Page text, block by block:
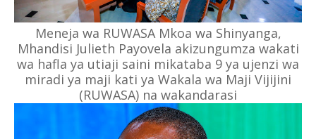
Meneja wa RUWASA Mkoa wa Shinyanga,
Mhandisi Julieth Payovela akizungumza wakati
wa hafla ya utiaji saini mikataba 9 ya ujenzi wa
miradi ya maji kati ya Wakala wa Maji Vijijini
(RUWASA) na wakandarasi